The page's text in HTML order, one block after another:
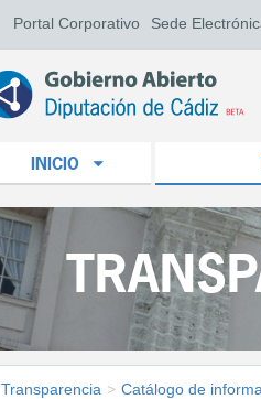
Portal Corporativo Sede
INICIO
Transparencia > Catálogo de